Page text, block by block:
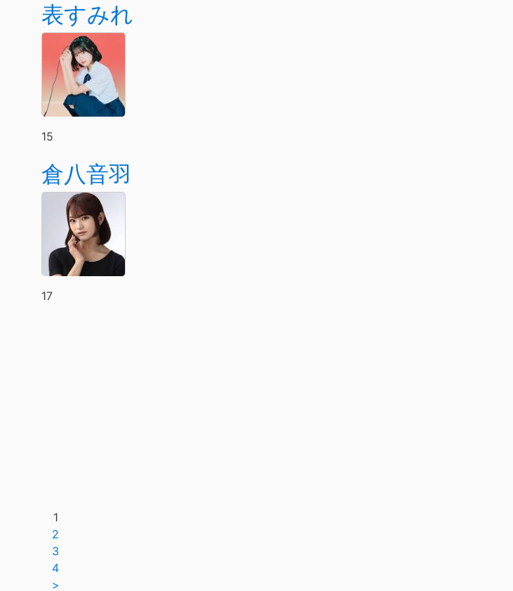
表すみれ
15
倉八音羽
17
1
2
3
4
>